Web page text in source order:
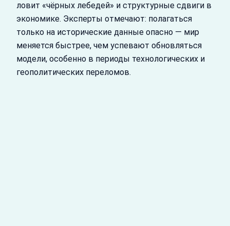
ловит «чёрных лебедей» и структурные сдвиги в
экономике. Эксперты отмечают: полагаться
только на исторические данные опасно — мир
меняется быстрее, чем успевают обновляться
модели, особенно в периоды технологических и
геополитических переломов.